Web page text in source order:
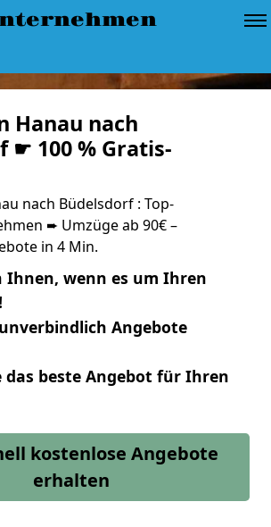
Hanau nach
☛ 100 % Gratis-
nach Büdelsdorf : Top-
➨ Umzüge ab 90€ –
in 4 Min.
Ihnen, wenn es um Ihren
Angebote
das beste Angebot für Ihren
kostenlose Angebote
erhalten